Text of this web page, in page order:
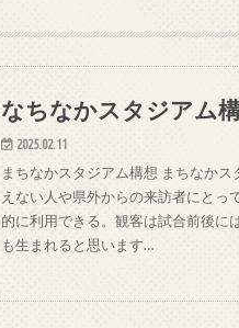
なちなかスタジアム
2025.02.11
まちなかスタジアム構想 まちなか
えない人や県外からの来訪者にとっ
的に利用できる。観客は試合前後に
も生まれると思います…